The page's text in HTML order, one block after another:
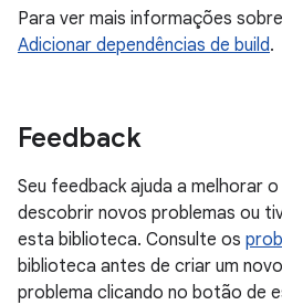
Para ver mais informações
Adicionar dependências de build.
Feedback
Seu feedback ajuda a melhorar
descobrir novos problemas ou
esta biblioteca. Consulte os
biblioteca antes de criar um
problema clicando no botão de